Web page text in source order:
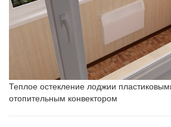
Теплое остекление лоджии
отопительным конвектором